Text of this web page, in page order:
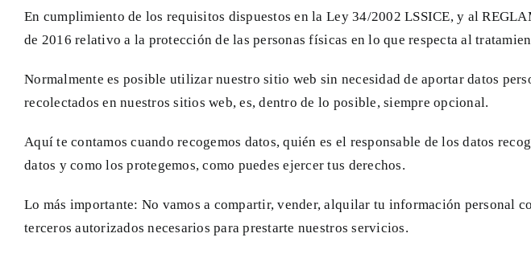
En cumplimiento de los requisitos dispuestos en la Ley 34/2002 LSSICE, y al
de 2016 relativo a la protección de las personas físicas en lo que respecta al
Normalmente es posible utilizar nuestro sitio web sin necesidad de aportar datos
recolectados en nuestros sitios web, es, dentro de lo posible, siempre opcional.
Aquí te contamos cuando recogemos datos, quién es el responsable de los datos
datos y como los protegemos, como puedes ejercer tus derechos.
Lo más importante: No vamos a compartir, vender, alquilar tu información personal
terceros autorizados necesarios para prestarte nuestros servicios.